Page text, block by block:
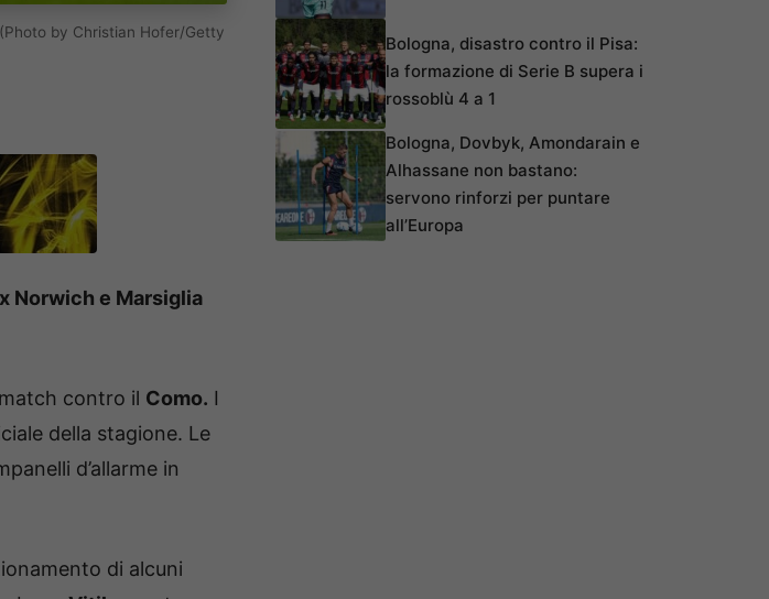
by Christian Hofer/Getty
Norwich e Marsiglia
contro il Como. I
della stagione. Le
d’allarme in
di alcuni
Bologna, disastro contro il Pisa:
la formazione di Serie B supera i
rossoblù 4 a 1
Bologna, Dovbyk, Amondarain e
Alhassane non bastano:
servono rinforzi per puntare
all’Europa